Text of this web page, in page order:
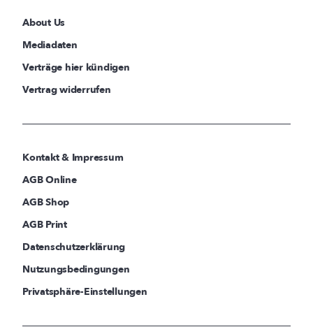
About Us
Mediadaten
Verträge hier kündigen
Vertrag widerrufen
Kontakt & Impressum
AGB Online
AGB Shop
AGB Print
Datenschutzerklärung
Nutzungsbedingungen
Privatsphäre-Einstellungen